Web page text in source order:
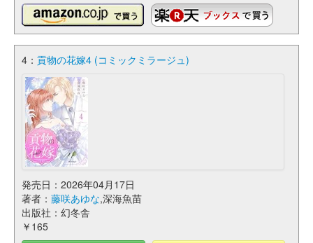
4： 貢物の花嫁4 (コミックミラージュ)
発売日：2026年04月17日
著者： 藤咲あゆな,深海魚苗
出版社：幻冬舎
￥165